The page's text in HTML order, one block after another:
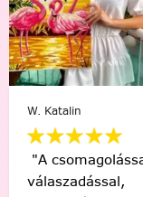
W. Katalin
"A csomagolással,
válaszadással,